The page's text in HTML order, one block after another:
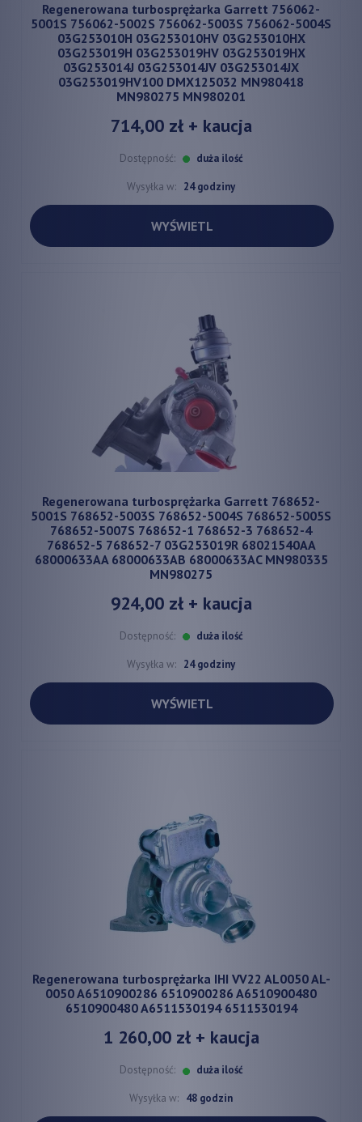
Regenerowana turbosprężarka Garrett 756062-
5001S 756062-5002S 756062-5003S 756062-5004S
03G253010H 03G253010HV 03G253010HX
03G253019H 03G253019HV 03G253019HX
03G253014J 03G253014JV 03G253014JX
03G253019HV100 DMX125032 MN980418
MN980275 MN980201
714,00 zł+ kaucja
Dostępność: duża ilość
Wysyłka w: 24 godziny
WYŚWIETL
Regenerowana turbosprężarka Garrett 768652-
5001S 768652-5003S 768652-5004S 768652-5005S
768652-5007S 768652-1 768652-3 768652-4
768652-5 768652-7 03G253019R 68021540AA
68000633AA 68000633AB 68000633AC MN980335
MN980275
924,00 zł+ kaucja
Dostępność: duża ilość
Wysyłka w: 24 godziny
WYŚWIETL
Regenerowana turbosprężarka IHI VV22 AL0050 AL-
0050 A6510900286 6510900286 A6510900480
6510900480 A6511530194 6511530194
1 260,00 zł+ kaucja
Dostępność: duża ilość
Wysyłka w: 48 godzin